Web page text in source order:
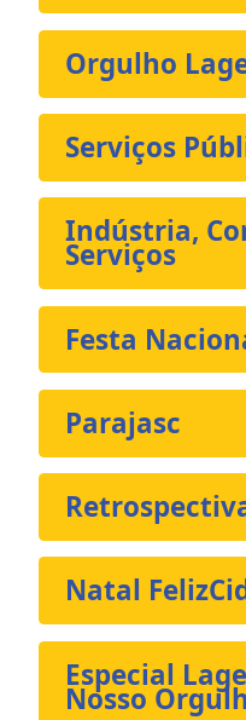
Orgulho
Serviços
Indústria,
Serviços
Festa
Parajasc
Natal
Especial
Nosso